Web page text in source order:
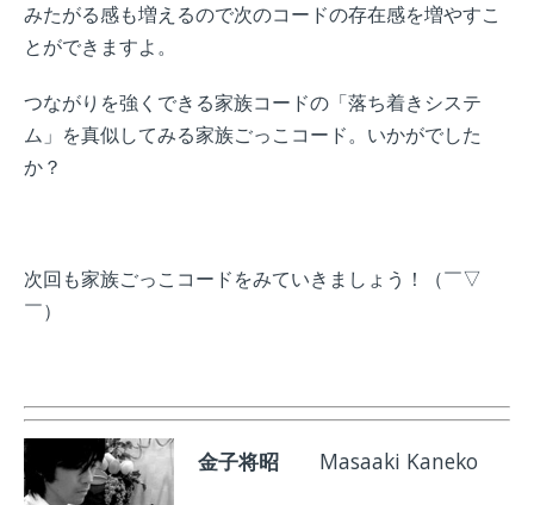
みたがる感も増えるので次のコードの存在感を増やすこ
とができますよ。
つながりを強くできる家族コードの「落ち着きシステ
ム」を真似してみる家族ごっこコード。いかがでした
か？
次回も家族ごっこコードをみていきましょう！
（￣▽
￣）
金子将昭
Masaaki Kaneko